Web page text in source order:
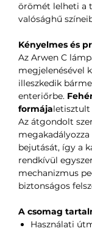
örömét lelheti a
valósághű
Kényelmes és
Az Arwen C
megjelenésével
illeszkedik
enteriőrbe.
formájaletisztult
Az átgondolt
bejutását, így a
rendkívül
mechanizmus
biztonságos
A csomag
Használati